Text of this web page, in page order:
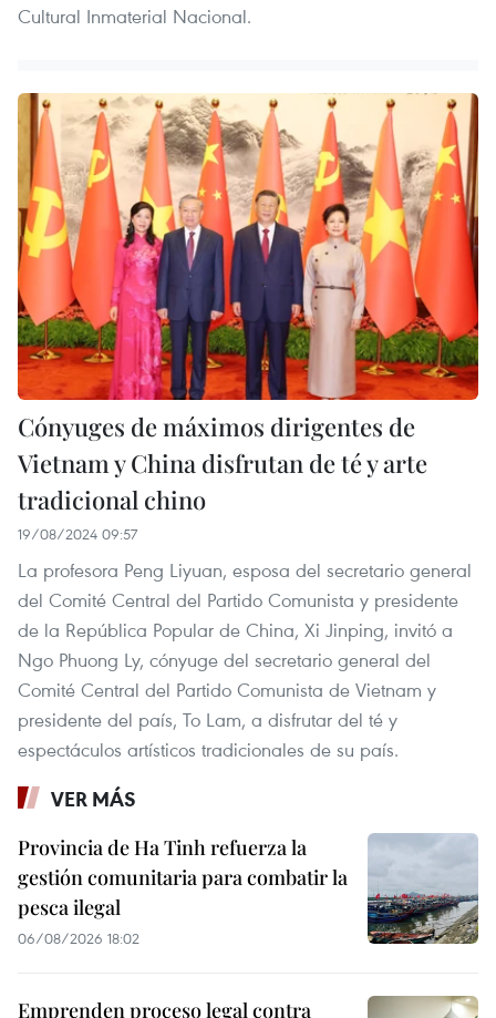
Cultural Inmaterial Nacional.
Cónyuges de máximos dirigentes de
Vietnam y China disfrutan de té y arte
tradicional chino
19/08/2024 09:57
La profesora Peng Liyuan, esposa del secretario general
del Comité Central del Partido Comunista y presidente
de la República Popular de China, Xi Jinping, invitó a
Ngo Phuong Ly, cónyuge del secretario general del
Comité Central del Partido Comunista de Vietnam y
presidente del país, To Lam, a disfrutar del té y
espectáculos artísticos tradicionales de su país.
VER MÁS
Provincia de Ha Tinh refuerza la
gestión comunitaria para combatir la
pesca ilegal
06/08/2026 18:02
Emprenden proceso legal contra